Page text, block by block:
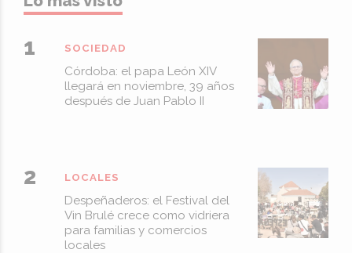
Córdoba: el papa León XIV
llegará en noviembre, 39 años
después de Juan Pablo II
SOCIEDAD
Despeñaderos: el Festival del
Vin Brulé crece como vidriera
para familias y comercios
locales
LOCALES